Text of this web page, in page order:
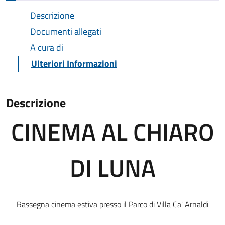
Descrizione
Documenti allegati
A cura di
Ulteriori Informazioni
Descrizione
CINEMA AL CHIARO
DI LUNA
Rassegna cinema estiva presso il Parco di Villa Ca' Arnaldi